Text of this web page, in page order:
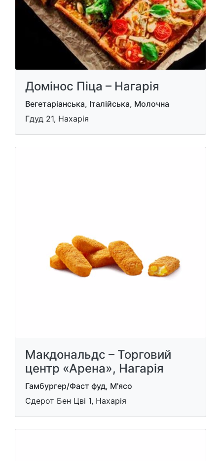
Домінос Піца – Нагарія
Вегетаріанська, Італійська, Молочна
Гдуд 21, Нахарія
Макдональдс – Торговий
центр «Арена», Нагарія
Гамбургер/Фаст фуд, М'ясо
Сдерот Бен Цві 1, Нахарія